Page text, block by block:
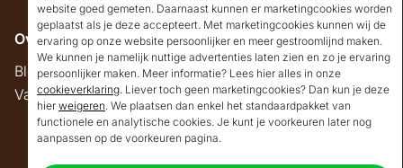
Overig
Blog
Vacatures
Copyright © 2026 Kerstpakket Online
Goedendag!
Mocht ik je ergens mee
kunnen helpen, dan
verneem ik dat graag.
website goed gemeten. Daarnaast kunnen er marketingcookies worden
geplaatst als je deze accepteert. Met marketingcookies kunnen wij de
ervaring op onze website persoonlijker en meer gestroomlijnd maken.
We kunnen je namelijk nuttige advertenties laten zien en zo je ervaring
persoonlijker maken. Meer informatie? Lees hier alles in onze
cookieverklaring. Liever toch geen marketingcookies? Dan kun je deze
hier weigeren. We plaatsen dan enkel het standaardpakket van
functionele en analytische cookies. Je kunt je voorkeuren later nog
aanpassen op de voorkeuren pagina.